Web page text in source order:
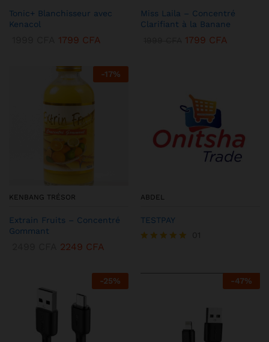
Tonic+ Blanchisseur avec
Kenacol
1799 CFA
Miss Laila – Concentré
Clarifiant à la Banane
1799 CFA
-17%
KENBANG TRÉSOR
Extrain Fruits – Concentré
Gommant
2249 CFA
ABDEL
TESTPAY
-25% -47%